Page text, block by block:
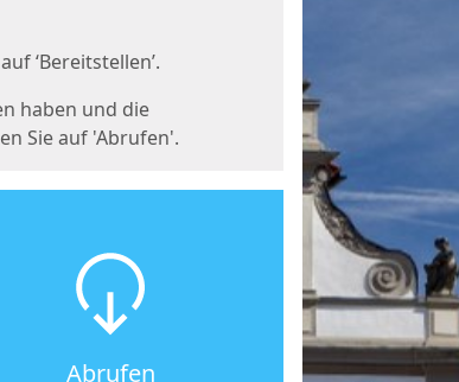
‘Bereitstellen’.
haben und die
Sie auf 'Abrufen'.
Abrufen